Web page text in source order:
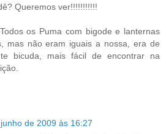
Queremos ver!!!!!!!!!!!
os Puma com bigode e lanternas
mas não eram iguais a nossa, era de
bicuda, mais fácil de encontrar na
de 2009 às 16:27